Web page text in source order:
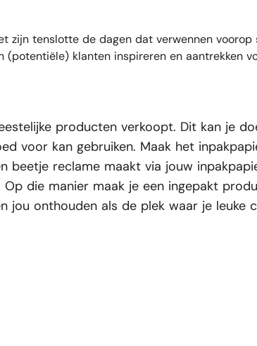
zijn tenslotte de dagen dat verwennen
klanten inspireren en aantrekken
producten verkoopt. Dit kan je
voor kan gebruiken. Maak het
reclame maakt via jouw
Op die manier maak je een ingepakt
onthouden als de plek waar je leuke